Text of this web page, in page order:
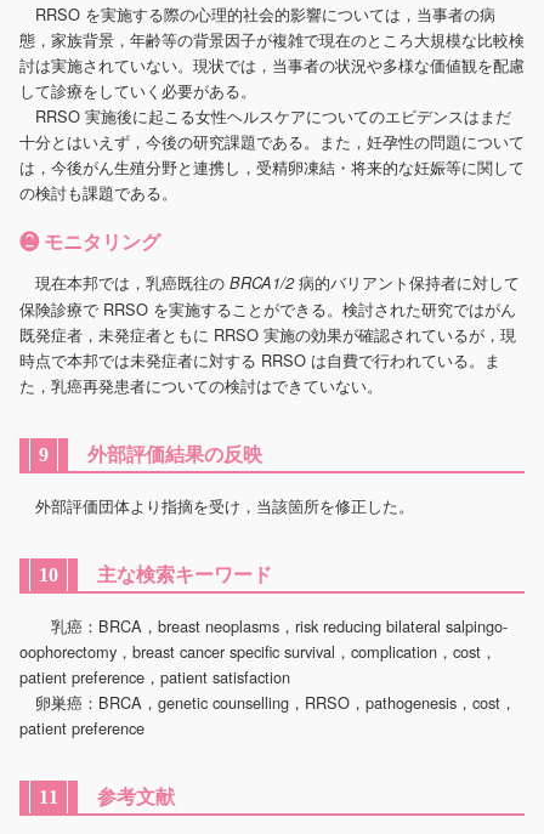
RRSO を実施する際の心理的社会的影響については，当事者の病
態，家族背景，年齢等の背景因子が複雑で現在のところ大規模な比較検
討は実施されていない。現状では，当事者の状況や多様な価値観を配慮
して診療をしていく必要がある。
RRSO 実施後に起こる女性ヘルスケアについてのエビデンスはまだ
十分とはいえず，今後の研究課題である。また，妊孕性の問題について
は，今後がん生殖分野と連携し，受精卵凍結・将来的な妊娠等に関して
の検討も課題である。
❷ モニタリング
現在本邦では，乳癌既往のBRCA1/2病的バリアント保持者に対して
保険診療で RRSO を実施することができる。検討された研究ではがん
既発症者，未発症者ともに RRSO 実施の効果が確認されているが，現
時点で本邦では未発症者に対する RRSO は自費で行われている。ま
た，乳癌再発患者についての検討はできていない。
9 外部評価結果の反映
外部評価団体より指摘を受け，当該箇所を修正した。
10 主な検索キーワード
乳癌：BRCA，breast neoplasms，risk reducing bilateral salpingo-
oophorectomy，breast cancer specific survival，complication，cost，
patient preference，patient satisfaction
卵巣癌：BRCA，genetic counselling，RRSO，pathogenesis，cost，
patient preference
11 参考文献